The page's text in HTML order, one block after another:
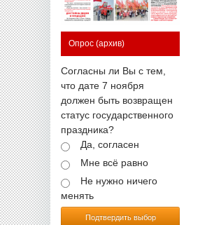
Опрос (архив)
Согласны ли Вы с тем,
что дате 7 ноября
должен быть возвращен
статус государственного
праздника?
Да, согласен
Мне всё равно
Не нужно ничего
менять
Подтвердить выбор